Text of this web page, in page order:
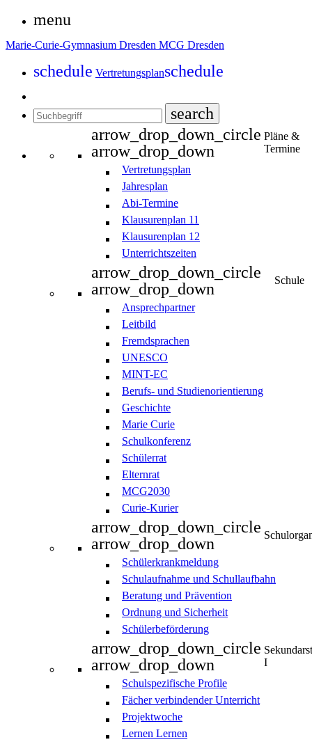
menu
Marie-Curie-Gymnasium Dresden MCG Dresden
schedule Vertretungsplanschedule
search
arrow_drop_down_circle
arrow_drop_down
Pläne &
Termine
Vertretungsplan
Jahresplan
Abi-Termine
Klausurenplan 11
Klausurenplan 12
Unterrichtszeiten
arrow_drop_down_circle
arrow_drop_down
Schule
Ansprechpartner
Leitbild
Fremdsprachen
UNESCO
MINT-EC
Berufs- und Studienorientierung
Geschichte
Marie Curie
Schulkonferenz
Schülerrat
Elternrat
MCG2030
Curie-Kurier
arrow_drop_down_circle
arrow_drop_down
Schülerkrankmeldung
Schulaufnahme und Schullaufbahn
Beratung und Prävention
Ordnung und Sicherheit
Schülerbeförderung
arrow_drop_down_circle
arrow_drop_down
I
Schulspezifische Profile
Fächer verbindender Unterricht
Projektwoche
Lernen Lernen